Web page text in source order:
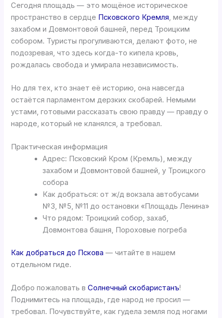
Сегодня площадь — это мощёное историческое
пространство в сердце Псковского Кремля , между
захабом и Довмонтовой башней, перед Троицким
собором. Туристы прогуливаются, делают фото, не
подозревая, что здесь когда-то кипела кровь,
рождалась свобода и умирала независимость.
Но для тех, кто знает её историю, она навсегда
остаётся парламентом дерзких скобарей. Немыми
устами, готовыми рассказать свою правду — правду о
народе, который не кланялся, а требовал.
Практическая информация
Адрес: Псковский Кром (Кремль), между
захабом и Довмонтовой башней, у Троицкого
собора
Как добраться: от ж/д вокзала автобусами
№3, №5, №11 до остановки «Площадь Ленина»
Что рядом: Троицкий собор, захаб,
Довмонтова башня, Пороховые погреба
Как добраться до Пскова — читайте в нашем
отдельном гиде.
Добро пожаловать вСолнечный скобаристанъ!
Поднимитесь на площадь, где народ не просил —
требовал. Почувствуйте, как гудела земля под ногами